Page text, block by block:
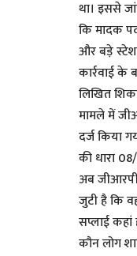
था। इससे
कि मादक
और बड़े
कार्रवाई
लिखित
मामले में
दर्ज किया
की धारा
अब
जुटी है कि
सप्लाई
कौन लोग